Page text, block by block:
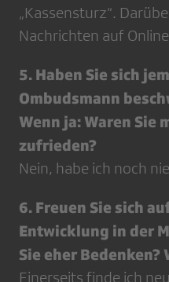
„Kassensturz“.
Nachrichten auf
5. Haben Sie sich
Ombudsmann
Wenn ja: Waren Sie
zufrieden?
Nein, habe ich noch
6. Freuen Sie sich
Entwicklung in der
Sie eher Bedenken?
Einerseits finde ich